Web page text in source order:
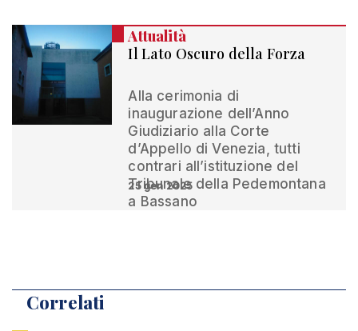
Attualità
Il Lato Oscuro della Forza
Alla cerimonia di
inaugurazione dell’Anno
Giudiziario alla Corte
d’Appello di Venezia, tutti
contrari all’istituzione del
Tribunale della Pedemontana
a Bassano
25 gen 2025
Correlati